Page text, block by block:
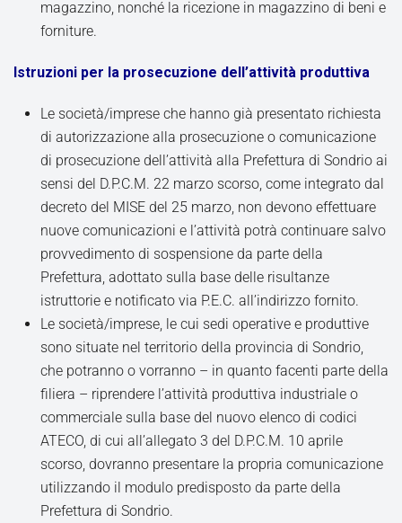
magazzino, nonché la ricezione in magazzino di beni e
forniture.
Istruzioni per la prosecuzione dell’attività produttiva
Le società/imprese che hanno già presentato richiesta
di autorizzazione alla prosecuzione o comunicazione
di prosecuzione dell’attività alla Prefettura di Sondrio ai
sensi del D.P.C.M. 22 marzo scorso, come integrato dal
decreto del MISE del 25 marzo, non devono effettuare
nuove comunicazioni e l’attività potrà continuare salvo
provvedimento di sospensione da parte della
Prefettura, adottato sulla base delle risultanze
istruttorie e notificato via P.E.C. all’indirizzo fornito.
Le società/imprese, le cui sedi operative e produttive
sono situate nel territorio della provincia di Sondrio,
che potranno o vorranno – in quanto facenti parte della
filiera – riprendere l’attività produttiva industriale o
commerciale sulla base del nuovo elenco di codici
ATECO, di cui all’allegato 3 del D.P.C.M. 10 aprile
scorso, dovranno presentare la propria comunicazione
utilizzando il modulo predisposto da parte della
Prefettura di Sondrio.